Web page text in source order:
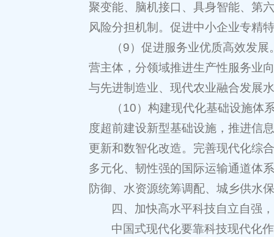
聚变能、脑机接口、具身智能、第
风险分担机制。促进中小企业专精
（9）促进服务业优质高效发
营主体，分领域推进生产性服务业
与先进制造业、现代农业融合发展
（10）构建现代化基础设施
度超前建设新型基础设施，推进信
更新和数智化改造。完善现代化综
多元化、韧性强的国际运输通道体
防御、水资源统筹调配、城乡供水
四、加快高水平科技自立自强
中国式现代化要靠科技现代化